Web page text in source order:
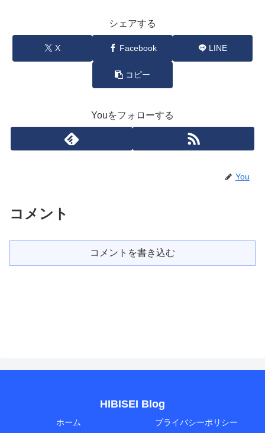
シェアする
X Facebook LINE
コピー
Youをフォローする
You
コメント
コメントを書き込む
HIBISEI Blog
ホーム プライバシーポリシー